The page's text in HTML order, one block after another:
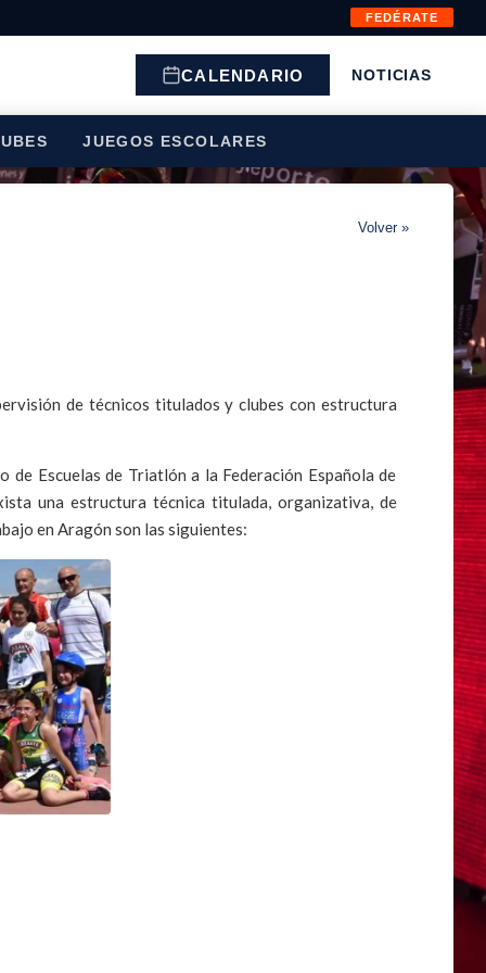
FEDÉRATE
CALENDARIO NOTICIAS
JUEGOS ESCOLARES
Volver »
de técnicos titulados y clubes con estructura
Escuelas de Triatlón a la Federación Española de
una estructura técnica titulada, organizativa, de
en Aragón son las siguientes: